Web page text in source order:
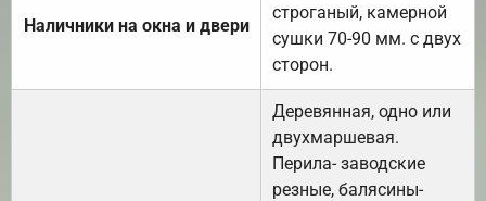
Наличники на окна и двери
строганый, камерной
сушки 70-90 мм. с двух
сторон.
Деревянная, одно или
двухмаршевая.
Перила- заводские
резные, балясины-